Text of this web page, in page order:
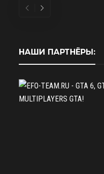
НАШИ ПАРТНЁРЫ: